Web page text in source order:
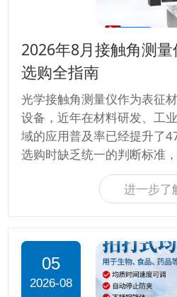
2026年8月接触角测
选购全指南
光学接触角测量仪作为表征
设备，近年在材料研发、工
域的应用普及率已经提升了
选购时缺乏统一的判断标准
进一步了
05
2026-08